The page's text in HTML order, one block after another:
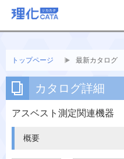
トップページ 最新カタログ
カタログ詳細
アスベスト測定関連機器
概要